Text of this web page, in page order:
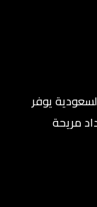
يوفر
مريحة